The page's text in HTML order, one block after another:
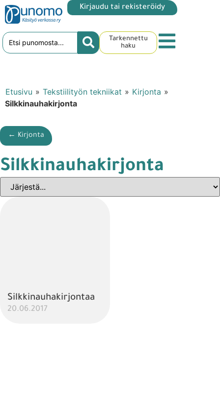
Kirjaudu tai rekisteröidy
Tarkennettu
haku
Etusivu » Tekstiilityön tekniikat » Kirjonta »
Silkkinauhakirjonta
← Kirjonta
Silkkinauhakirjonta
Silkkinauhakirjontaa
20.06.2017